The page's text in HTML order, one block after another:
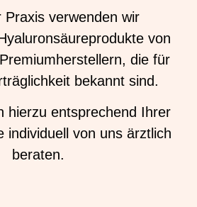
Praxis verwenden wir
von
die für
bekannt sind.
hierzu entsprechend Ihrer
individuell von uns ärztlich
beraten.